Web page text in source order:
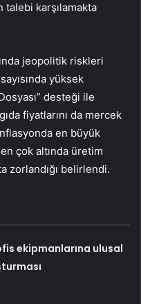
talebi karşılamakta
jeopolitik riskleri
yüksek
desteği ile
fiyatlarını da mercek
en büyük
çok altında üretim
zorlandığı belirlendi.
ekipmanlarına ulusal